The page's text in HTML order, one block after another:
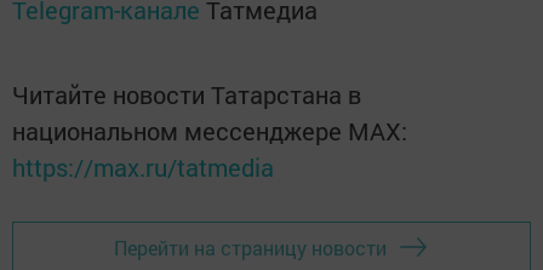
Telegram-канале Татмедиа
Читайте новости Татарстана в
национальном мессенджере MАХ:
https://max.ru/tatmedia
Перейти на страницу новости